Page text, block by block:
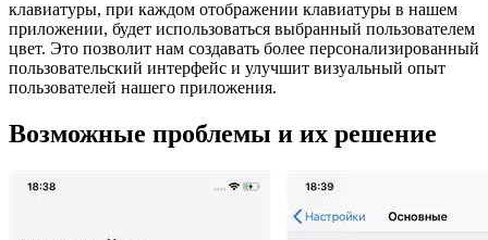
клавиатуры, при каждом отображении клавиатуры в нашем
приложении, будет использоваться выбранный пользователем
цвет. Это позволит нам создавать более персонализированный
пользовательский интерфейс и улучшит визуальный опыт
пользователей нашего приложения.
Возможные проблемы и их решение